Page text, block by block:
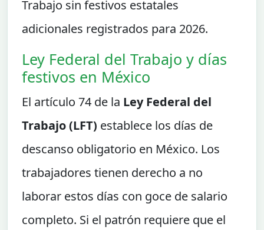
Trabajo sin festivos estatales
adicionales registrados para 2026.
Ley Federal del Trabajo y días
festivos en México
El artículo 74 de la Ley Federal del
Trabajo (LFT) establece los días de
descanso obligatorio en México. Los
trabajadores tienen derecho a no
laborar estos días con goce de salario
completo. Si el patrón requiere que el